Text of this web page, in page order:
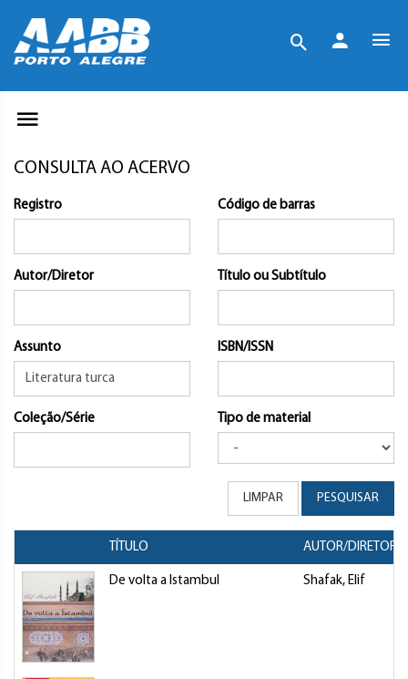
CONSULTA AO ACERVO
Registro Código de barras
Autor/Diretor Título ou Subtítulo
Assunto ISBN/ISSN
Coleção/Série Tipo de material
LIMPAR PESQUISAR
TÍTULO AUTOR/DIRETOR
De volta a Istambul Shafak, Elif